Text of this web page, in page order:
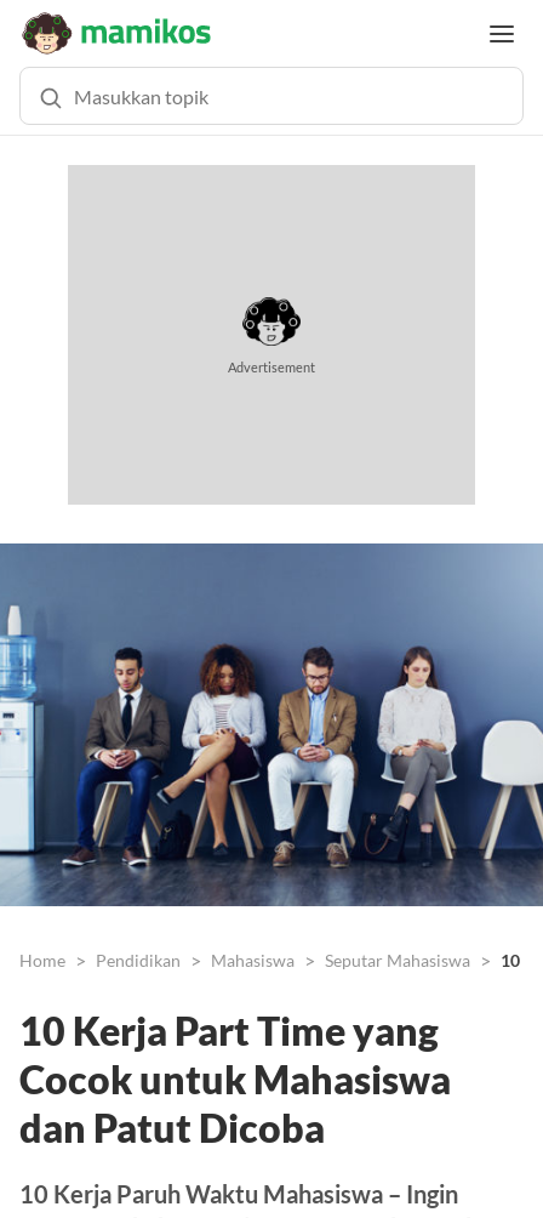
Advertisement
Home Pendidikan Mahasiswa Seputar Mahasiswa 10
10 Kerja Part Time yang
Cocok untuk Mahasiswa
dan Patut Dicoba
10 Kerja Paruh Waktu Mahasiswa – Ingin